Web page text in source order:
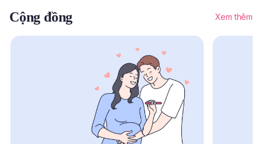
Cộng đồng Xem thêm